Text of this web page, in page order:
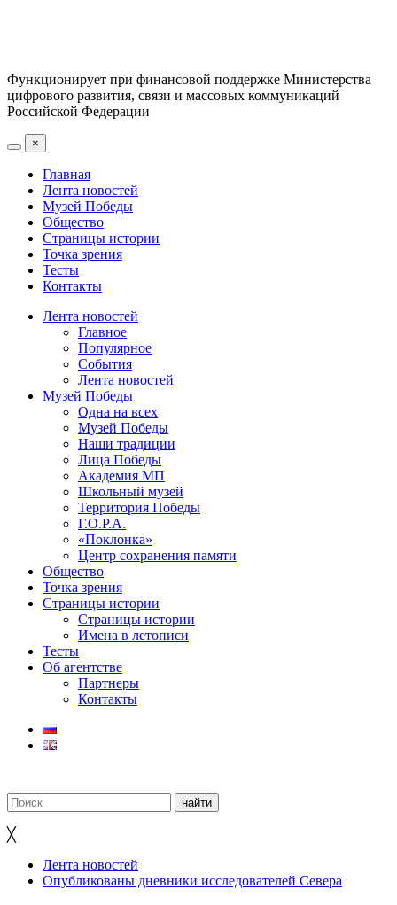
Функционирует при финансовой поддержке Министерства
цифрового развития, связи и массовых коммуникаций
Российской Федерации
×
Главная
Лента новостей
Музей Победы
Общество
Страницы истории
Точка зрения
Тесты
Контакты
Лента новостей
Главное
Популярное
События
Лента новостей
Музей Победы
Одна на всех
Музей Победы
Наши традиции
Лица Победы
Академия МП
Школьный музей
Территория Победы
Г.О.Р.А.
«Поклонка»
Центр сохранения памяти
Общество
Точка зрения
Страницы истории
Страницы истории
Имена в летописи
Тесты
Об агентстве
Партнеры
Контакты
╳
Лента новостей
Опубликованы дневники исследователей Севера